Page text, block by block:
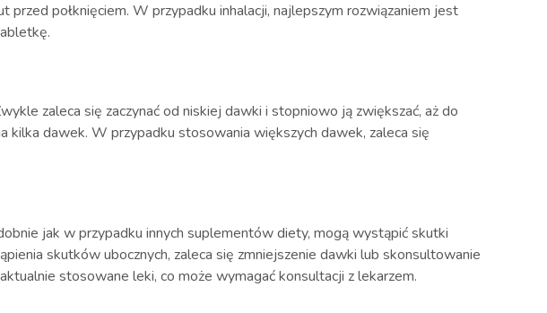
połknięciem. W przypadku inhalacji, najlepszym rozwiązaniem jest
zaleca się zaczynać od niskiej dawki i stopniowo ją zwiększać, aż do
kilka dawek. W przypadku stosowania większych dawek, zaleca się
jak w przypadku innych suplementów diety, mogą wystąpić skutki
skutków ubocznych, zaleca się zmniejszenie dawki lub skonsultowanie
stosowane leki, co może wymagać konsultacji z lekarzem.